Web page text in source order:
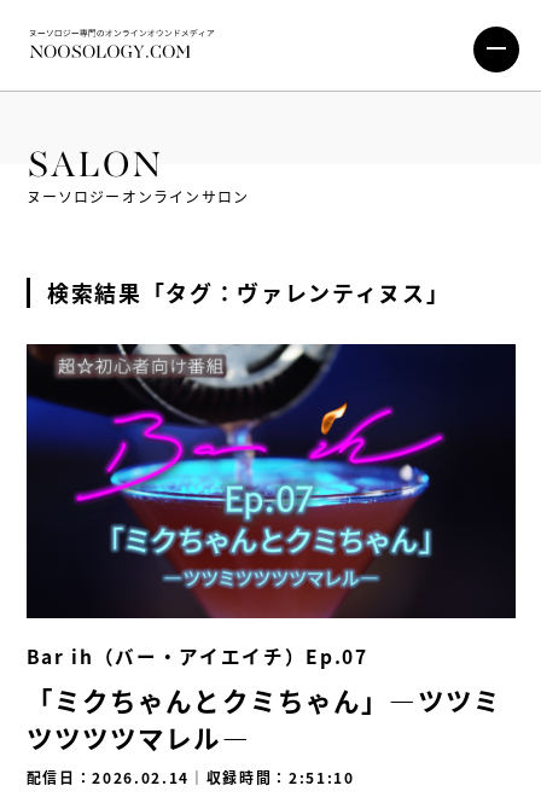
SALON
ヌーソロジーオンラインサロン
検索結果「タグ：ヴァレンティヌス」
Bar ih（バー・アイエイチ）Ep.07
「ミクちゃんとクミちゃん」―ツツミ
ツツツツマレル―
配信日：2026.02.14 ｜ 収録時間：2:51:10